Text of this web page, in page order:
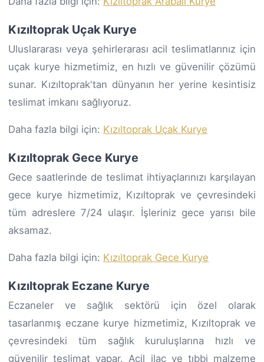
Kızıltoprak Uçak Kurye
Uluslararası veya şehirlerarası acil teslimatlarınız için
uçak kurye hizmetimiz, en hızlı ve güvenilir çözümü
sunar. Kızıltoprak'tan dünyanın her yerine kesintisiz
teslimat imkanı sağlıyoruz.
Daha fazla bilgi için: Kızıltoprak Uçak Kurye
Kızıltoprak Gece Kurye
Gece saatlerinde de teslimat ihtiyaçlarınızı karşılayan
gece kurye hizmetimiz, Kızıltoprak ve çevresindeki
tüm adreslere 7/24 ulaşır. İşleriniz gece yarısı bile
aksamaz.
Daha fazla bilgi için: Kızıltoprak Gece Kurye
Kızıltoprak Eczane Kurye
Eczaneler ve sağlık sektörü için özel olarak
tasarlanmış eczane kurye hizmetimiz, Kızıltoprak ve
çevresindeki tüm sağlık kuruluşlarına hızlı ve
güvenilir teslimat yapar. Acil ilaç ve tıbbi malzeme